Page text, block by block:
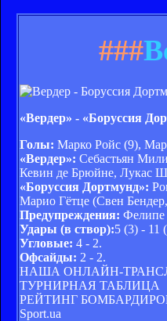
###
«Вердер» - «Боруссия
Голы: Марко Ройс (9),
«Вердер»: Себастьян
Кевин де Брюйне, Лукас
«Боруссия Дортмунд»:
Марио Гётце (Свен
Предупреждения: Фелипе
Удары (в створ):5 (3) - 11
Угловые: 4 - 2.
Офсайды: 2 - 2.
НАША ОНЛАЙН-
ТУРНИРНАЯ ТАБЛИЦА
РЕЙТИНГ
Sport.ua